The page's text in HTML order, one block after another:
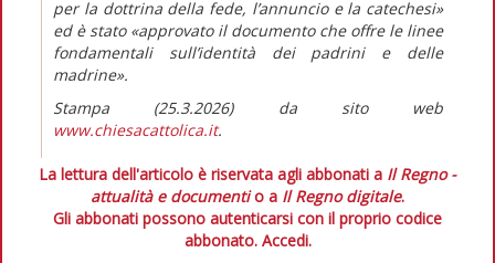
per la dottrina della fede, l’annuncio e la catechesi»
ed è stato «approvato il documento che offre le linee
fondamentali sull’identità dei padrini e delle
madrine».
Stampa (25.3.2026) da sito web
www.chiesacattolica.it.
La lettura dell'articolo è riservata agli abbonati a Il Regno -
attualità e documentio a Il Regno digitale.
Gli abbonati possono autenticarsi con il proprio codice
abbonato. Accedi.